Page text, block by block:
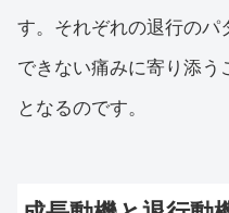
す。それぞれの退行のパ
できない痛みに寄り添
となるのです。